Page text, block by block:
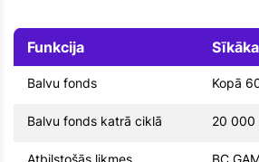
Funkcija
Balvu fonds Kopā
Balvu fonds katrā ciklā 20 000
Atbilstošās likmes